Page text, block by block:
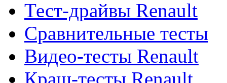
Тест-драйвы Renault
Сравнительные тесты
Видео-тесты Renault